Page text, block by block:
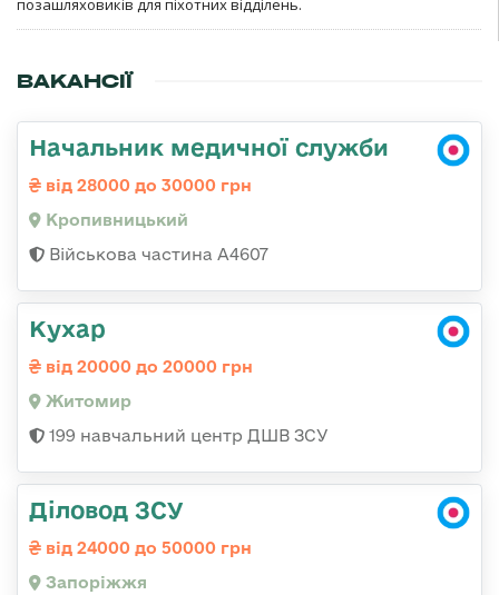
позашляховиків для піхотних відділень.
ВАКАНСІЇ
Начальник медичної служби
від 28000 до 30000 грн
Кропивницький
Військова частина А4607
Кухар
від 20000 до 20000 грн
Житомир
199 навчальний центр ДШВ ЗСУ
Діловод ЗСУ
від 24000 до 50000 грн
Запоріжжя